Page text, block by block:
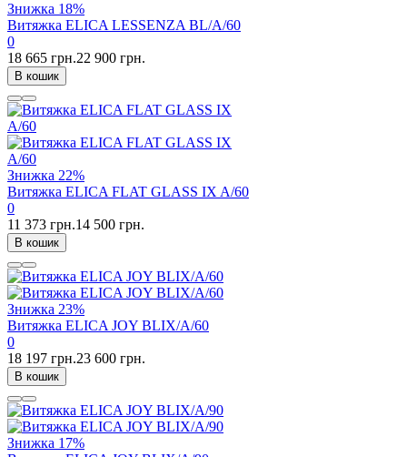
Знижка 18%
Витяжка ELICA LESSENZA BL/A/60
0
18 665 грн.22 900 грн.
В кошик
Знижка 22%
Витяжка ELICA FLAT GLASS IX A/60
0
11 373 грн.14 500 грн.
В кошик
Знижка 23%
Витяжка ELICA JOY BLIX/A/60
0
18 197 грн.23 600 грн.
В кошик
Знижка 17%